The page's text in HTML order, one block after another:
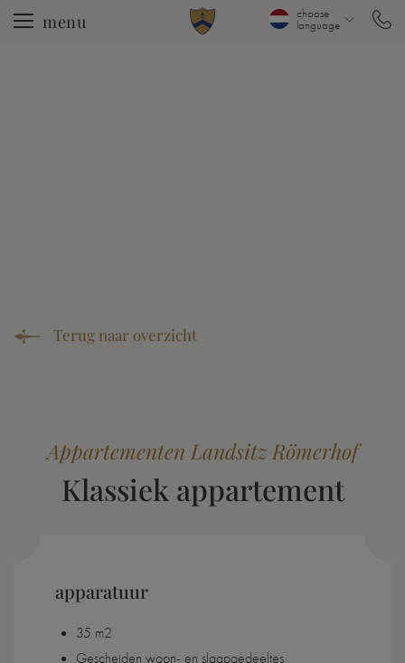
menu
choose
language
Terug naar overzicht
Appartementen Landsitz Römerhof
Klassiek appartement
apparatuur
35 m2
Gescheiden woon- en slaapgedeeltes